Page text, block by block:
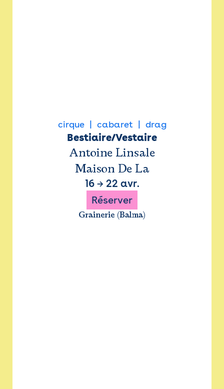
cirque cabaret drag
Bestiaire/Vestaire
Antoine Linsale
Maison De La
16→ 22 avr.
Réserver
Grainerie (Balma)